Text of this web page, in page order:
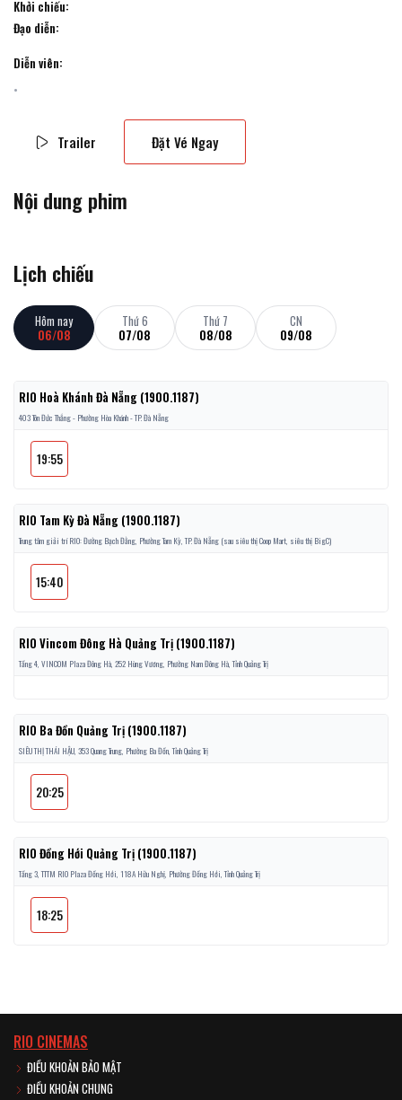
Khởi chiếu:
Đạo diễn:
Diễn viên:
Trailer Đặt Vé Ngay
Nội dung phim
Lịch chiếu
Hôm nay
06/08
Thứ 6
07/08
Thứ 7
08/08
CN
09/08
RIO Hoà Khánh Đà Nẵng (1900.1187)
403 Tôn Đức Thắng - Phường Hòa Khánh - TP. Đà Nẵng
19:55
RIO Tam Kỳ Đà Nẵng (1900.1187)
Trung tâm giải trí RIO: Đường Bạch Đằng, Phường Tam Kỳ, TP. Đà Nẵng (sau siêu thị Coop Mart, siêu thị BigC)
15:40
RIO Vincom Đông Hà Quảng Trị (1900.1187)
Tầng 4, VINCOM Plaza Đông Hà, 252 Hùng Vương, Phường Nam Đông Hà, Tỉnh Quảng Trị
RIO Ba Đồn Quảng Trị (1900.1187)
SIÊU THỊ THÁI HẬU, 353 Quang Trung, Phường Ba Đồn, Tỉnh Quảng Trị
20:25
RIO Đồng Hới Quảng Trị (1900.1187)
Tầng 3, TTTM RIO Plaza Đồng Hới, 118A Hữu Nghị, Phường Đồng Hới, Tỉnh Quảng Trị
18:25
RIO CINEMAS
ĐIỀU KHOẢN BẢO MẬT
ĐIỀU KHOẢN CHUNG